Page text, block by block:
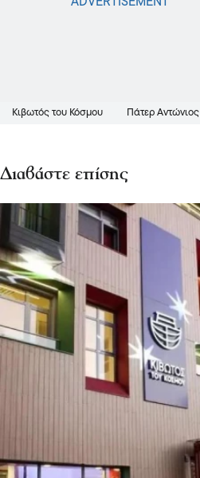
Κιβωτός του Κόσμου Πάτερ Αντώνιος
Διαβάστε επίσης